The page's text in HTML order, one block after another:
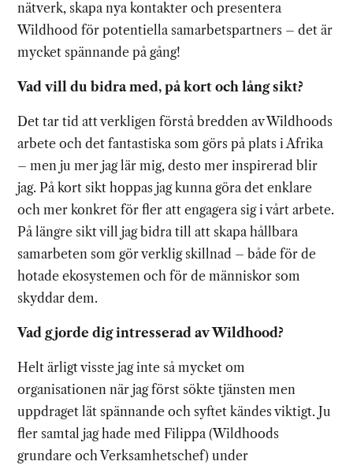
nätverk, skapa nya kontakter och presentera
Wildhood för potentiella samarbetspartners – det är
mycket spännande på gång!
Vad vill du bidra med, på kort och lång sikt?
Det tar tid att verkligen förstå bredden av Wildhoods
arbete och det fantastiska som görs på plats i Afrika
– men ju mer jag lär mig, desto mer inspirerad blir
jag. På kort sikt hoppas jag kunna göra det enklare
och mer konkret för fler att engagera sig i vårt arbete.
På längre sikt vill jag bidra till att skapa hållbara
samarbeten som gör verklig skillnad – både för de
hotade ekosystemen och för de människor som
skyddar dem.
Vad gjorde dig intresserad av Wildhood?
Helt ärligt visste jag inte så mycket om
organisationen när jag först sökte tjänsten men
uppdraget lät spännande och syftet kändes viktigt. Ju
fler samtal jag hade med Filippa (Wildhoods
grundare och Verksamhetschef) under